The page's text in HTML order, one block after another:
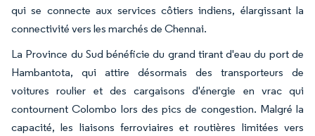
qui se connecte aux services côtiers indiens, élargissant la
connectivité vers les marchés de Chennai.
La Province du Sud bénéficie du grand tirant d'eau du port de
Hambantota, qui attire désormais des transporteurs de
voitures roulier et des cargaisons d'énergie en vrac qui
contournent Colombo lors des pics de congestion. Malgré la
capacité, les liaisons ferroviaires et routières limitées vers